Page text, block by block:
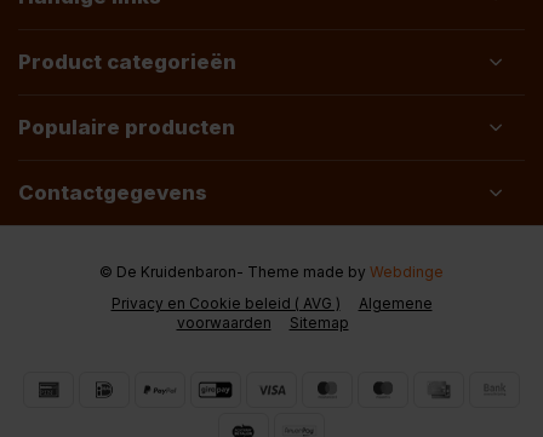
Product categorieën
Populaire producten
Contactgegevens
Privacy en Cookie beleid ( AVG )
Algemene
voorwaarden
Sitemap
© De Kruidenbaron- Theme made by Webdinge